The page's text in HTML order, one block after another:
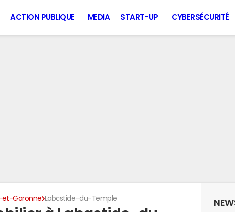
ACTION PUBLIQUE MEDIA START-UP CYBERSÉCURITÉ
et-Garonne Labastide-du-Temple